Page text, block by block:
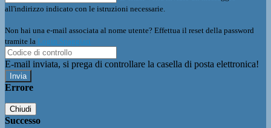
all'indirizzo indicato con le istruzioni necessarie.
Non hai una e-mail associata al nome utente? Effettua il reset della password
tramite la Login Spaggiari
E-mail inviata, si prega di controllare la casella di posta elettronica!
Errore
Chiudi
Successo